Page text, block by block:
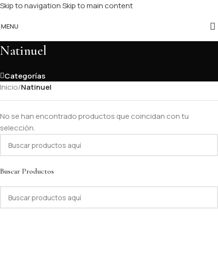
Skip to navigationSkip to main content
MENU
Natinuel
Categorías
Buscar Productos
Inicio/Natinuel
No se han encontrado productos que coincidan con tu
selección.